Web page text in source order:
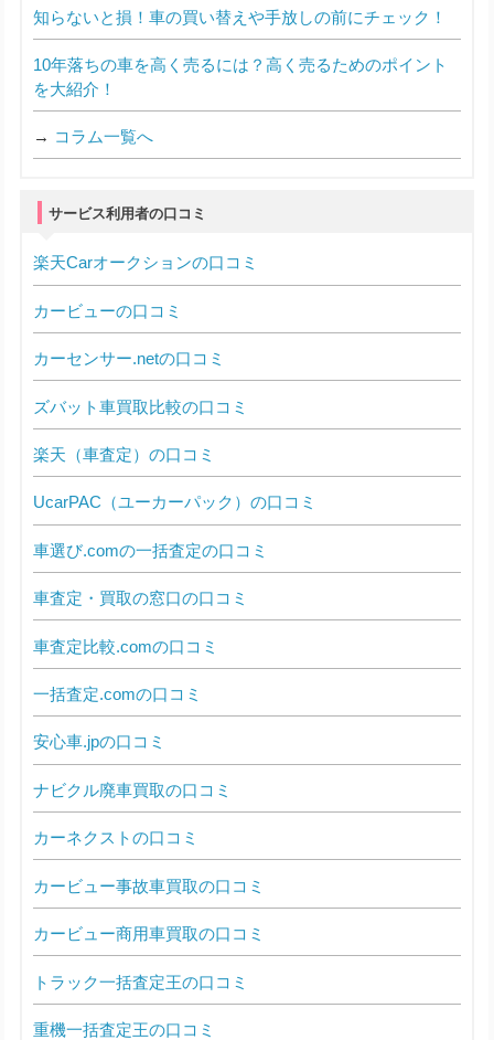
知らないと損！車の買い替えや手放しの前にチェック！
10年落ちの車を高く売るには？高く売るためのポイント
を大紹介！
→ コラム一覧へ
サービス利用者の口コミ
楽天Carオークションの口コミ
カービューの口コミ
カーセンサー.netの口コミ
ズバット車買取比較の口コミ
楽天（車査定）の口コミ
UcarPAC（ユーカーパック）の口コミ
車選び.comの一括査定の口コミ
車査定・買取の窓口の口コミ
車査定比較.comの口コミ
一括査定.comの口コミ
安心車.jpの口コミ
ナビクル廃車買取の口コミ
カーネクストの口コミ
カービュー事故車買取の口コミ
カービュー商用車買取の口コミ
トラック一括査定王の口コミ
重機一括査定王の口コミ